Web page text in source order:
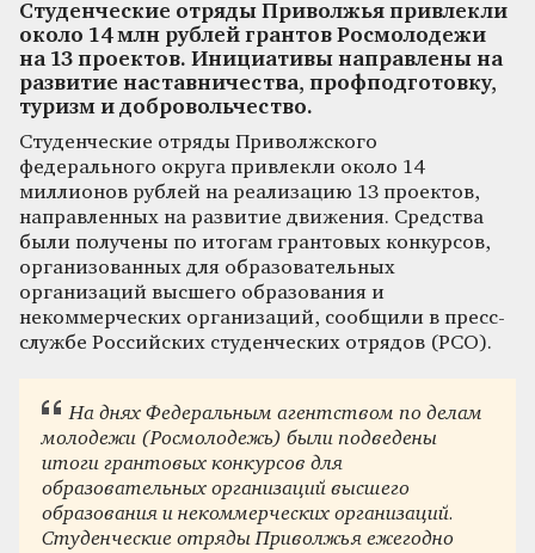
Студенческие отряды Приволжья привлекли
около 14 млн рублей грантов Росмолодежи
на 13 проектов. Инициативы направлены на
развитие наставничества, профподготовку,
туризм и добровольчество.
Студенческие отряды Приволжского
федерального округа привлекли около 14
миллионов рублей на реализацию 13 проектов,
направленных на развитие движения. Средства
были получены по итогам грантовых конкурсов,
организованных для образовательных
организаций высшего образования и
некоммерческих организаций, сообщили в пресс-
службе Российских студенческих отрядов (РСО).
На днях Федеральным агентством по делам
молодежи (Росмолодежь) были подведены
итоги грантовых конкурсов для
образовательных организаций высшего
образования и некоммерческих организаций.
Студенческие отряды Приволжья ежегодно